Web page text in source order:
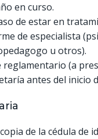
en curso.
de estar en
de especialista
u otros).
reglamentario (a
antes del inicio
de la cédula de